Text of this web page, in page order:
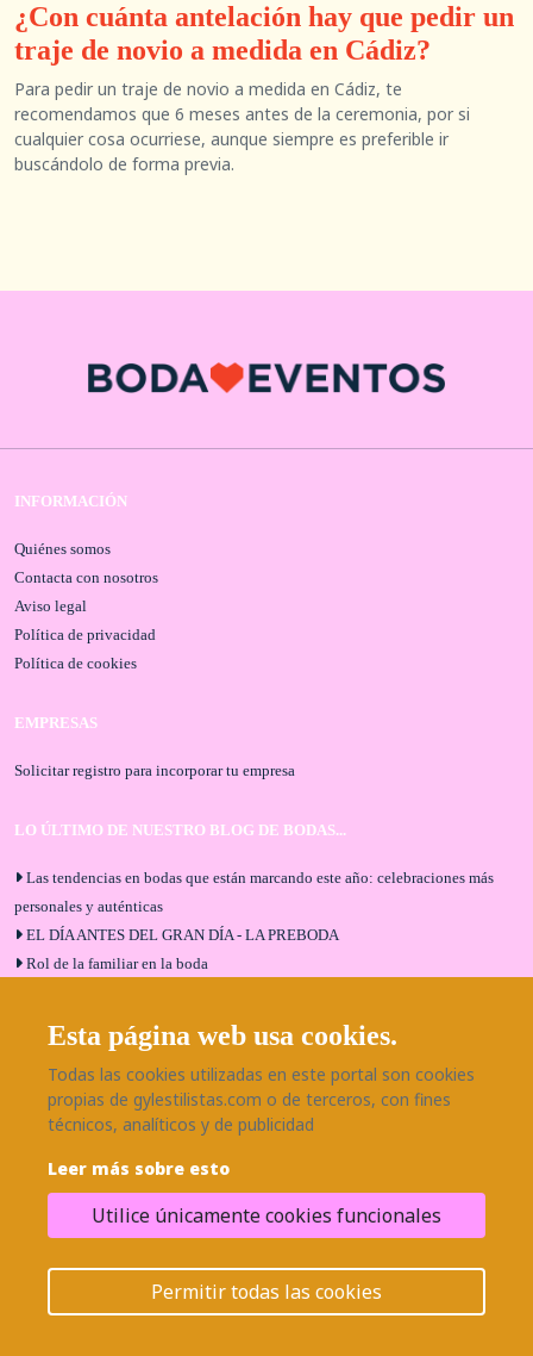
¿Con cuánta antelación hay que pedir un
traje de novio a medida en Cádiz?
Para pedir un traje de novio a medida en Cádiz, te
recomendamos que 6 meses antes de la ceremonia, por si
cualquier cosa ocurriese, aunque siempre es preferible ir
buscándolo de forma previa.
INFORMACIÓN
Quiénes somos
Contacta con nosotros
Aviso legal
Política de privacidad
Política de cookies
EMPRESAS
Solicitar registro para incorporar tu empresa
LO ÚLTIMO DE NUESTRO BLOG DE BODAS...
Las tendencias en bodas que están marcando este año: celebraciones más
personales y auténticas
EL DÍA ANTES DEL GRAN DÍA - LA PREBODA
Rol de la familiar en la boda
Bodas en Alhaurín de la Torre: entrevista exclusiva con Bodaeventos
Málaga
¿Cómo será tu boda?
Blog de bodas
SÍGUENOS EN NUESTRAS REDES
© 2026 Grupo BodaEventos | Todos los derechos reservados.¿Necesitas ayuda?
Esta página web usa cookies.
Todas las cookies utilizadas en este portal son cookies
propias de gylestilistas.com o de terceros, con fines
técnicos, analíticos y de publicidad
Leer más sobre esto
Utilice únicamente cookies funcionales
Permitir todas las cookies